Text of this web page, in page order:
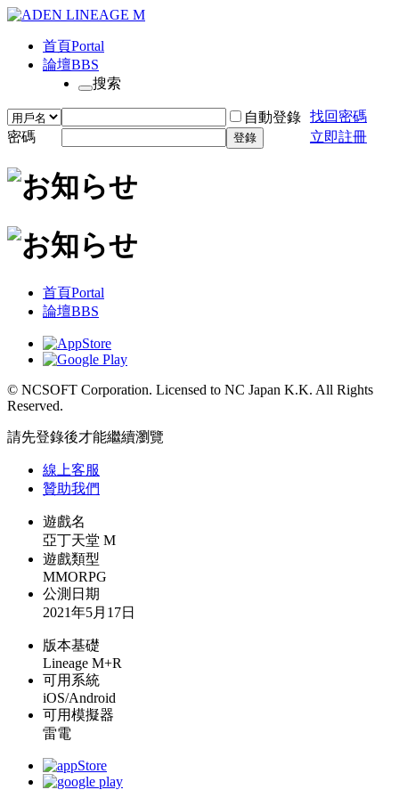
首頁Portal
論壇BBS
搜索
自動登錄 找回密碼
密碼
登錄 立即註冊
首頁Portal
論壇BBS
© NCSOFT Corporation. Licensed to NC Japan K.K. All Rights
Reserved.
請先登錄後才能繼續瀏覽
線上客服
贊助我們
遊戲名
亞丁天堂 M
遊戲類型
MMORPG
公測日期
2021年5月17日
版本基礎
Lineage M+R
可用系統
iOS/Android
可用模擬器
雷電